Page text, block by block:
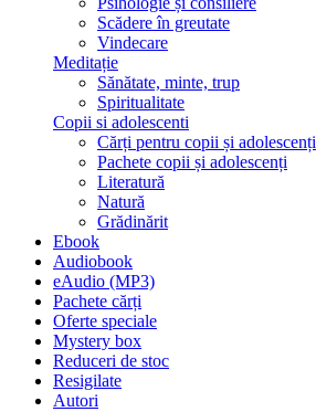
Scădere în greutate
Vindecare
Meditație
Sănătate, minte, trup
Spiritualitate
Copii si adolescenti
Cărți pentru copii și adolescenți
Pachete copii și adolescenți
Literatură
Natură
Grădinărit
Ebook
Audiobook
eAudio (MP3)
Pachete cărți
Oferte speciale
Mystery box
Reduceri de stoc
Resigilate
Autori